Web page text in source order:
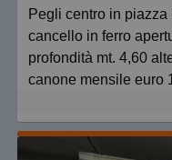
Pegli centro in piazza Rapisardi affittasi box mq. 13,
cancello in ferro
profondità mt. 4,60
canone mensile euro
2 mensilità.